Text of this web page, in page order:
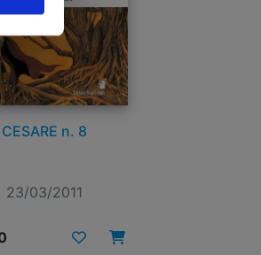
CESARE n. 8
23/03/2011